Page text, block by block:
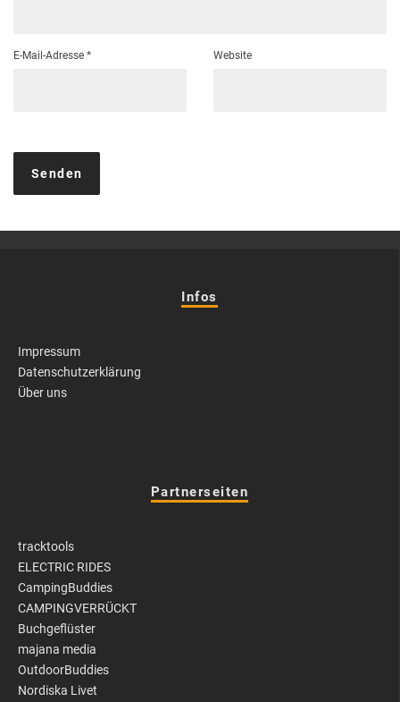
E-Mail-Adresse * Website
Infos
Impressum
Datenschutzerklärung
Über uns
Partnerseiten
tracktools
ELECTRIC RIDES
CampingBuddies
CAMPINGVERRÜCKT
Buchgeflüster
majana media
OutdoorBuddies
Nordiska Livet